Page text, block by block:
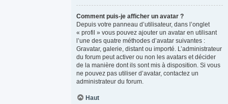
Comment puis-je afficher un avatar ?
Depuis votre panneau d’utilisateur, dans l’onglet
« profil » vous pouvez ajouter un avatar en utilisant
l’une des quatre méthodes d’avatar suivantes :
Gravatar, galerie, distant ou importé. L’administrateur
du forum peut activer ou non les avatars et décider
de la manière dont ils sont mis à disposition. Si vous
ne pouvez pas utiliser d’avatar, contactez un
administrateur du forum.
Haut